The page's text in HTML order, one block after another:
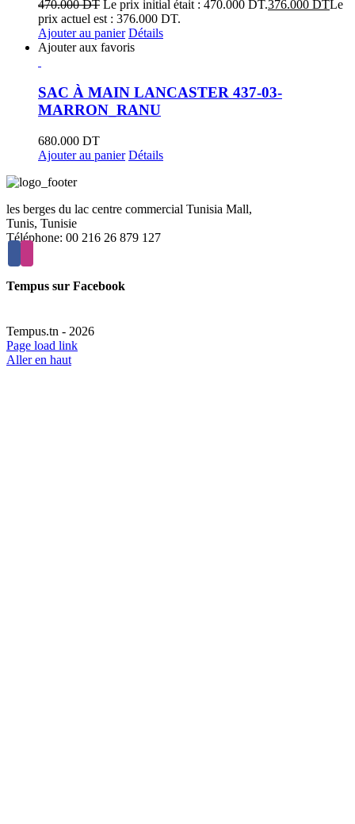
470.000DT Le prix initial était : 470.000 DT.376.000 DTLe
prix actuel est : 376.000 DT.
Ajouter au panier Détails
Ajouter aux favoris
SAC À MAIN LANCASTER 437-03-
MARRON_RANU
680.000 DT
Ajouter au panier Détails
les berges du lac centre commercial Tunisia Mall,
Tunis, Tunisie
Téléphone: 00 216 26 879 127
Tempus sur Facebook
Tempus.tn - 2026
Page load link
Aller en haut